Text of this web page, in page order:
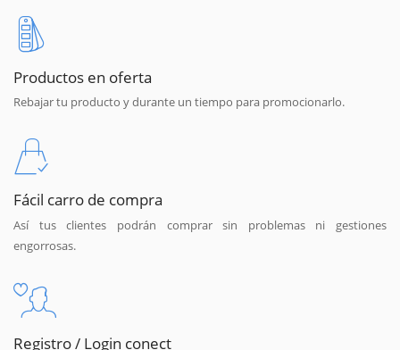
Productos en oferta
Rebajar tu producto y durante un tiempo para promocionarlo.
Fácil carro de compra
Así tus clientes podrán comprar sin problemas ni gestiones
engorrosas.
Registro / Login conect